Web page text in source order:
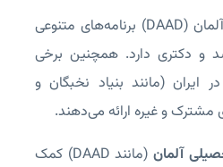
سازمان تبادل دانشگاهی آلمان (DAAD) برنامه‌های متنوعی
و دکتری دارد. همچنین برخی
ایران (مانند بنیاد نخبگان و
مشترک و غیره ارائه می‌دهند.
آلمان
(مانند DAAD) کمک